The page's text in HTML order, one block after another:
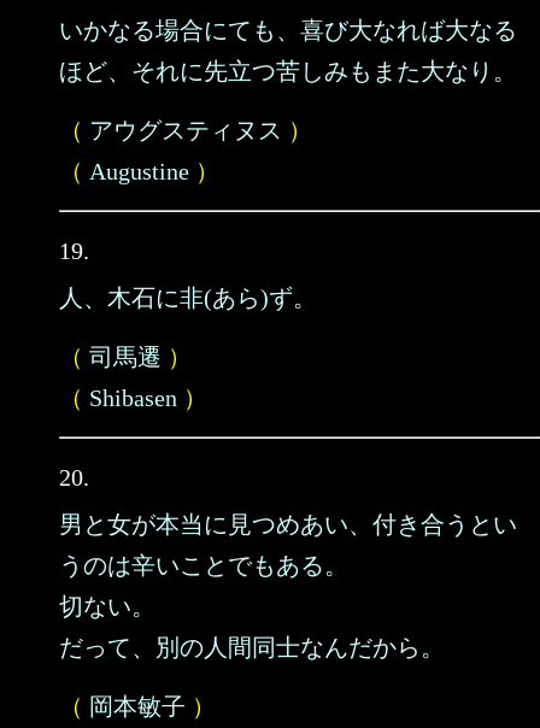
いかなる場合にても、喜び大なれば大なる
ほど、それに先立つ苦しみもまた大なり。
（ アウグスティヌス ）
（ Augustine ）
19.
人、木石に非(あら)ず。
（ 司馬遷 ）
（ Shibasen ）
20.
男と女が本当に見つめあい、付き合うとい
うのは辛いことでもある。
切ない。
だって、別の人間同士なんだから。
（ 岡本敏子 ）